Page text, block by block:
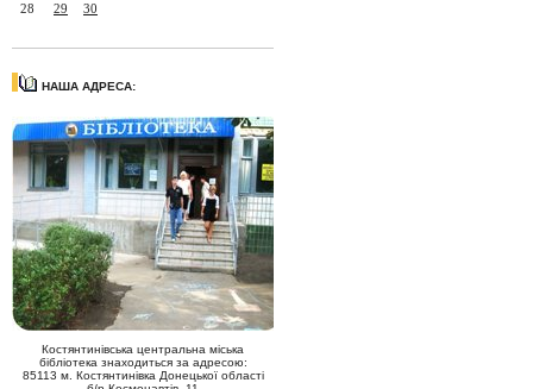
28 29 30
НАША АДРЕСА:
Костянтинівська центральна міська
бібліотека знаходиться за адресою:
85113 м. Костянтинівка Донецької області